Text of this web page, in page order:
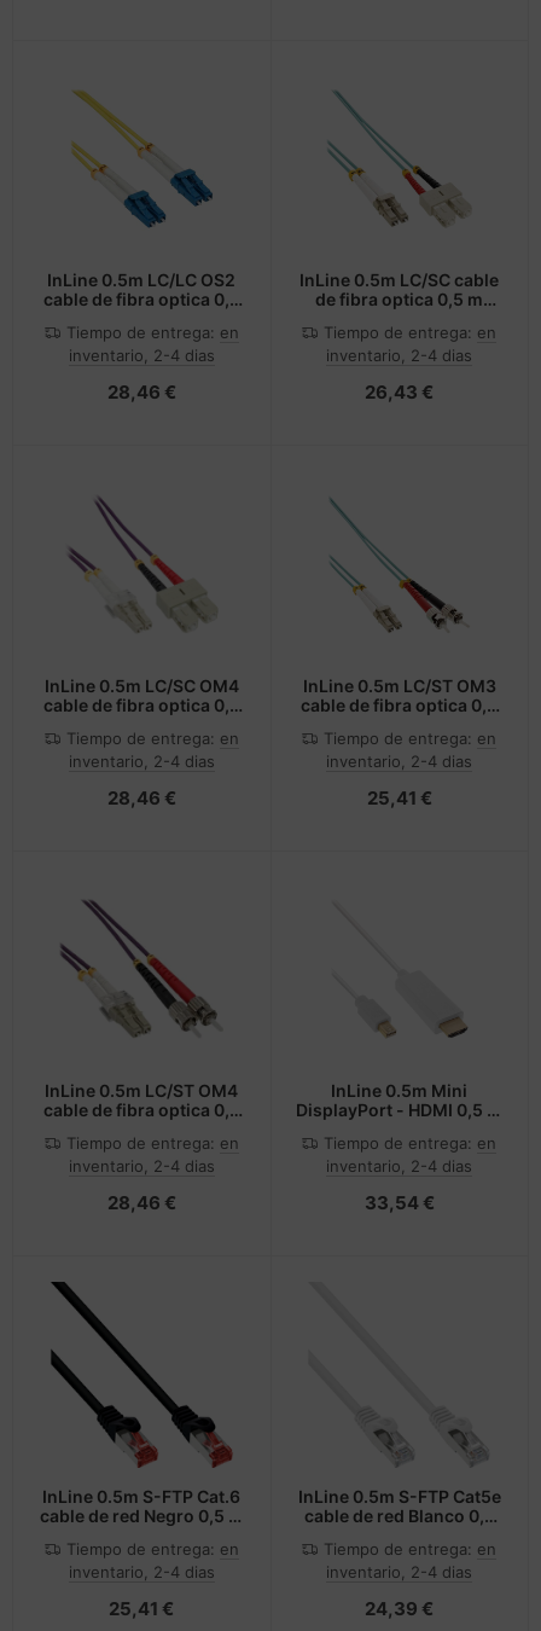
InLine 0.5m LC/LC OS2
cable de fibra optica 0,5
Tiempo de entrega: en
inventario, 2-4 dias
28,46 €
InLine 0.5m LC/SC cable
de fibra optica 0,5 m
aguamarina
Tiempo de entrega: en
inventario, 2-4 dias
26,43 €
InLine 0.5m LC/SC OM4
cable de fibra optica 0,5
Tiempo de entrega: en
inventario, 2-4 dias
28,46 €
InLine 0.5m LC/ST OM3
cable de fibra optica 0,5
aguamarina
Tiempo de entrega: en
inventario, 2-4 dias
25,41 €
InLine 0.5m LC/ST OM4
cable de fibra optica 0,5
Tiempo de entrega: en
inventario, 2-4 dias
28,46 €
InLine 0.5m Mini
DisplayPort - HDMI 0,5 m
Tiempo de entrega: en
inventario, 2-4 dias
33,54 €
InLine 0.5m S-FTP Cat.6
cable de red Negro 0,5 m
Tiempo de entrega: en
inventario, 2-4 dias
25,41 €
InLine 0.5m S-FTP Cat5e
cable de red Blanco 0,5
Tiempo de entrega: en
inventario, 2-4 dias
24,39 €